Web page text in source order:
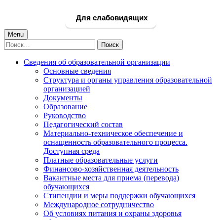
Для слабовидящих
Primary
Menu
Menu
Найти:
Сведения об образовательной организации
Основные сведения
Структура и органы управления образовательной
организацией
Документы
Образование
Руководство
Педагогический состав
Материально-техническое обеспечение и
оснащенность образовательного процесса.
Доступная среда
Платные образовательные услуги
Финансово-хозяйственная деятельность
Вакантные места для приема (перевода)
обучающихся
Стипендии и меры поддержки обучающихся
Международное сотрудничество
Об условиях питания и охраны здоровья